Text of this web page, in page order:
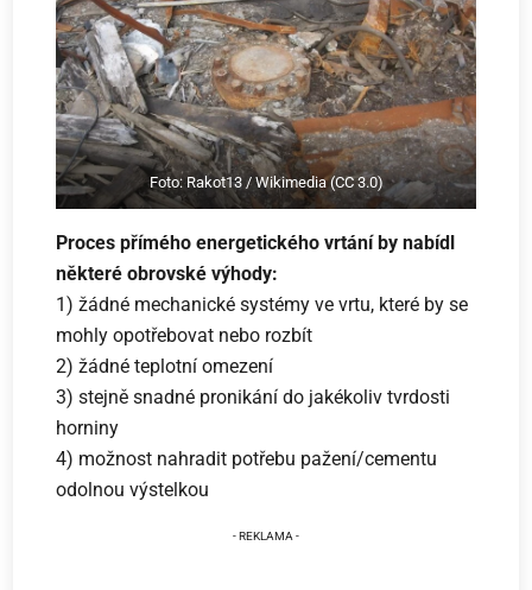
Foto: Rakot13 / Wikimedia (CC 3.0)
Proces přímého energetického vrtání by nabídl
některé obrovské výhody:
1) žádné mechanické systémy ve vrtu, které by se
mohly opotřebovat nebo rozbít
2) žádné teplotní omezení
3) stejně snadné pronikání do jakékoliv tvrdosti
horniny
4) možnost nahradit potřebu pažení/cementu
odolnou výstelkou